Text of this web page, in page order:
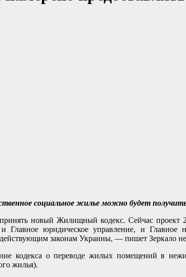
социальное жилье можно будет
новый Жилищный кодекс. Сейчас
юридическое управление, и Главное
законам Украины, — пишет Зеркало
кодекса о переводе жилых помещений в
жилья).